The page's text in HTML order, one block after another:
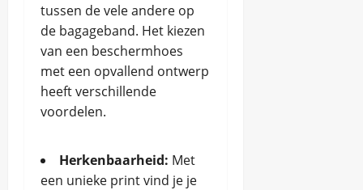
tussen de vele andere op
de bagageband. Het kiezen
van een beschermhoes
met een opvallend ontwerp
heeft verschillende
voordelen.
Herkenbaarheid: Met
een unieke print vind je je